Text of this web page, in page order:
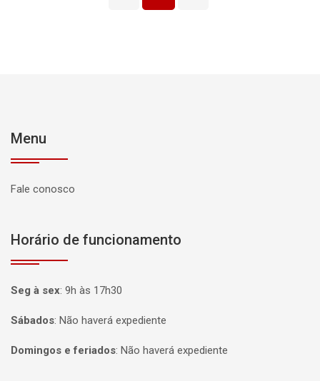
Menu
Fale conosco
Horário de funcionamento
Seg à sex: 9h às 17h30
Sábados: Não haverá expediente
Domingos e feriados: Não haverá expediente